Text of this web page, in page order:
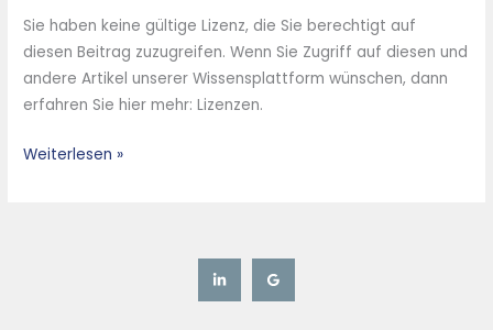
Sie haben keine gültige Lizenz, die Sie berechtigt auf
diesen Beitrag zuzugreifen. Wenn Sie Zugriff auf diesen und
andere Artikel unserer Wissensplattform wünschen, dann
erfahren Sie hier mehr: Lizenzen.
Trocknung
mit
Phosphor-
Rückgewinnung
Weiterlesen »